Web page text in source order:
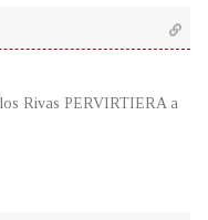
Rivas PERVIRTIERA a